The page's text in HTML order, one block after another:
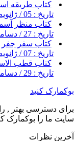
کتاب طریقه
تاریخ : 05 / ژانویه / 2017
کتاب منظر
تاریخ : 27 / دسامبر / 2016
کتاب سفر جفر
تاریخ : 07 / ژانویه / 2017
کتاب قطب
تاریخ : 29 / دسامبر / 2016
بوکمارک کنید
برای دسترسی بهتر ,
سایت ما را بوکمارک
آخرین نظرات